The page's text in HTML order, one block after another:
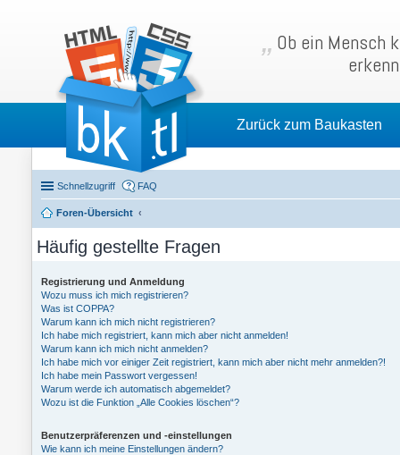
Ob ein Mensch
Zurück zum Baukasten
Schnellzugriff FAQ
Foren-Übersicht
Häufig gestellte Fragen
Registrierung und Anmeldung
Wozu muss ich mich registrieren?
Was ist COPPA?
Warum kann ich mich nicht registrieren?
Ich habe mich registriert, kann mich aber nicht anmelden!
Warum kann ich mich nicht anmelden?
Ich habe mich vor einiger Zeit registriert, kann mich aber nicht mehr anmelden?!
Ich habe mein Passwort vergessen!
Warum werde ich automatisch abgemeldet?
Wozu ist die Funktion „Alle Cookies löschen“?
Benutzerpräferenzen und -einstellungen
Wie kann ich meine Einstellungen ändern?